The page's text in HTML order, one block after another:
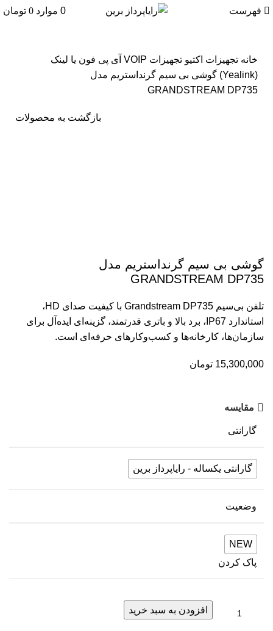
فهرست 0 موارد 0 تومان
خانه تجهیزات اکتیو تجهیزات VOIP آی پی فون یا لینک
(Yealink)
گوشی بی سیم گرنداستریم مدل
GRANDSTREAM DP735
بازگشت به محصولات
گوشی بی سیم گرنداستریم مدل
GRANDSTREAM DP735
تلفن بی‌سیم Grandstream DP735 با کیفیت صدای HD،
استاندارد IP67، برد بالا و باتری قدرتمند، گزینه‌ای ایده‌آل برای
سازمان‌ها، کارخانه‌ها و کسب‌وکارهای حرفه‌ای است.
15,300,000 تومان
مقایسه
گارانتی
گارانتی یکساله - رایاپرداز برین
وضعیت
NEW
پاک کردن
افزودن به سبد خرید